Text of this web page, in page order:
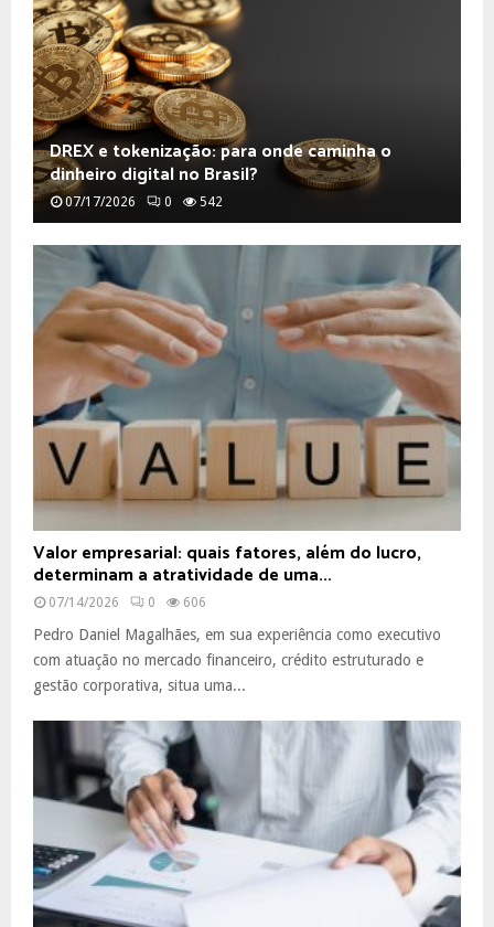
DREX e tokenização: para onde caminha o
dinheiro digital no Brasil?
07/17/2026 0 542
Valor empresarial: quais fatores, além do lucro,
determinam a atratividade de uma...
07/14/2026 0 606
Pedro Daniel Magalhães, em sua experiência como executivo
com atuação no mercado financeiro, crédito estruturado e
gestão corporativa, situa uma...